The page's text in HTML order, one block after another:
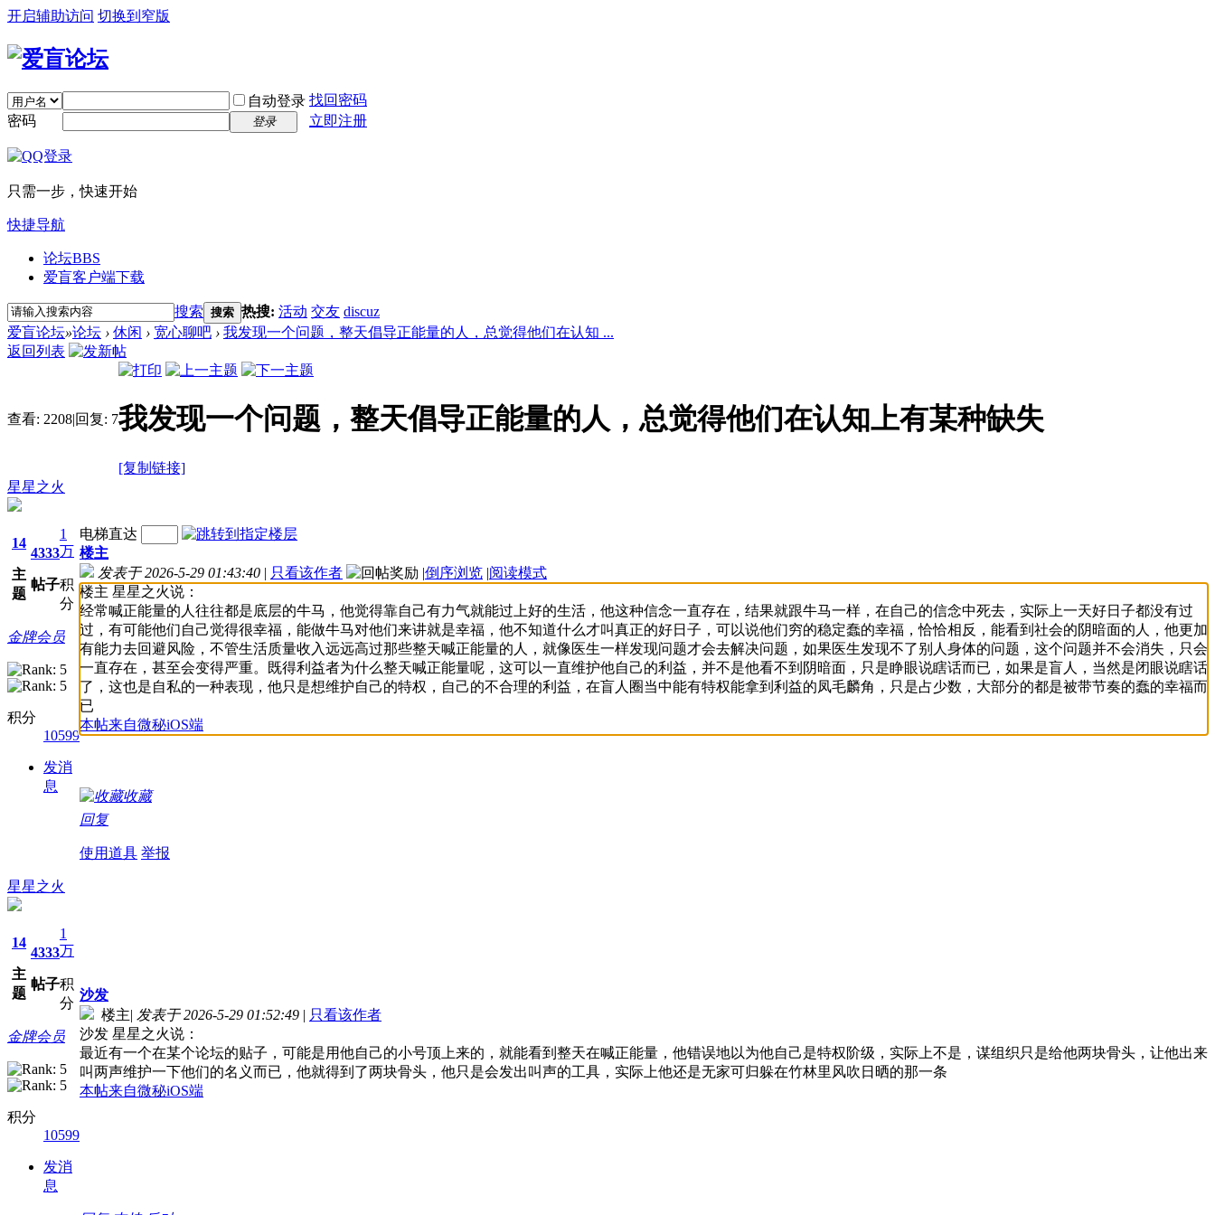
开启辅助访问 切换到窄版
自动登录 找回密码
密码
登录 立即注册
只需一步，快速开始
快捷导航
论坛BBS
爱盲客户端下载
搜索 搜索 热搜: 活动 交友 discuz
爱盲论坛»论坛 › 休闲 › 宽心聊吧 › 我发现一个问题，整天倡导正能量的人，总觉得他们在认知 ...
返回列表
查看: 2208|回复: 7我发现一个问题，整天倡导正能量的人，总觉得他们在认知上有某种缺失
[复制链接]
星星之火
14
主
题
4333
帖子
1
万
积
分
金牌会员
积分
10599
发消
息
电梯直达
楼主
发表于 2026-5-29 01:43:40 | 只看该作者 |倒序浏览 |阅读模式
楼主 星星之火说：
经常喊正能量的人往往都是底层的牛马，他觉得靠自己有力气就能过上好的生活，他这种信念一直存在，结果就跟牛马一样，在自己的信念中死去，实际上一天好日子都没有过
过，有可能他们自己觉得很幸福，能做牛马对他们来讲就是幸福，他不知道什么才叫真正的好日子，可以说他们穷的稳定蠢的幸福，恰恰相反，能看到社会的阴暗面的人，他更加
有能力去回避风险，不管生活质量收入远远高过那些整天喊正能量的人，就像医生一样发现问题才会去解决问题，如果医生发现不了别人身体的问题，这个问题并不会消失，只会
一直存在，甚至会变得严重。既得利益者为什么整天喊正能量呢，这可以一直维护他自己的利益，并不是他看不到阴暗面，只是睁眼说瞎话而已，如果是盲人，当然是闭眼说瞎话
了，这也是自私的一种表现，他只是想维护自己的特权，自己的不合理的利益，在盲人圈当中能有特权能拿到利益的凤毛麟角，只是占少数，大部分的都是被带节奏的蠢的幸福而
已
本帖来自微秘iOS端
收藏
回复
使用道具 举报
星星之火
14
主
题
4333
帖子
1
万
积
分
金牌会员
积分
10599
发消
息
沙发
楼主| 发表于 2026-5-29 01:52:49 | 只看该作者
沙发 星星之火说：
最近有一个在某个论坛的贴子，可能是用他自己的小号顶上来的，就能看到整天在喊正能量，他错误地以为他自己是特权阶级，实际上不是，谋组织只是给他两块骨头，让他出来
叫两声维护一下他们的名义而已，他就得到了两块骨头，他只是会发出叫声的工具，实际上他还是无家可归躲在竹林里风吹日晒的那一条
本帖来自微秘iOS端